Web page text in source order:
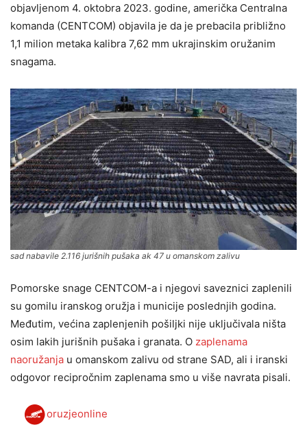
objavljenom 4. oktobra 2023. godine, američka Centralna
komanda (CENTCOM) objavila je da je prebacila približno
1,1 milion metaka kalibra 7,62 mm ukrajinskim oružanim
snagama.
sad nabavile 2.116 jurišnih pušaka ak 47 u omanskom zalivu
Pomorske snage CENTCOM-a i njegovi saveznici zaplenili
su gomilu iranskog oružja i municije poslednjih godina.
Međutim, većina zaplenjenih pošiljki nije uključivala ništa
osim lakih jurišnih pušaka i granata. O zaplenama
naoružanja u omanskom zalivu od strane SAD, ali i iranski
odgovor recipročnim zaplenama smo u više navrata pisali.
oruzjeonline